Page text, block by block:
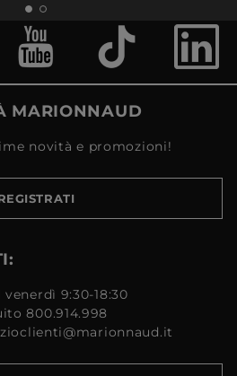
MARIONNAUD
novità e promozioni!
9:30-18:30
800.914.998